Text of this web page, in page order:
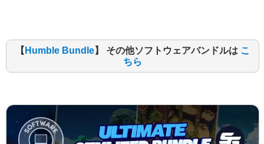
【 Humble Bundle】 その他ソフトウェアバンドルは こ
ちら